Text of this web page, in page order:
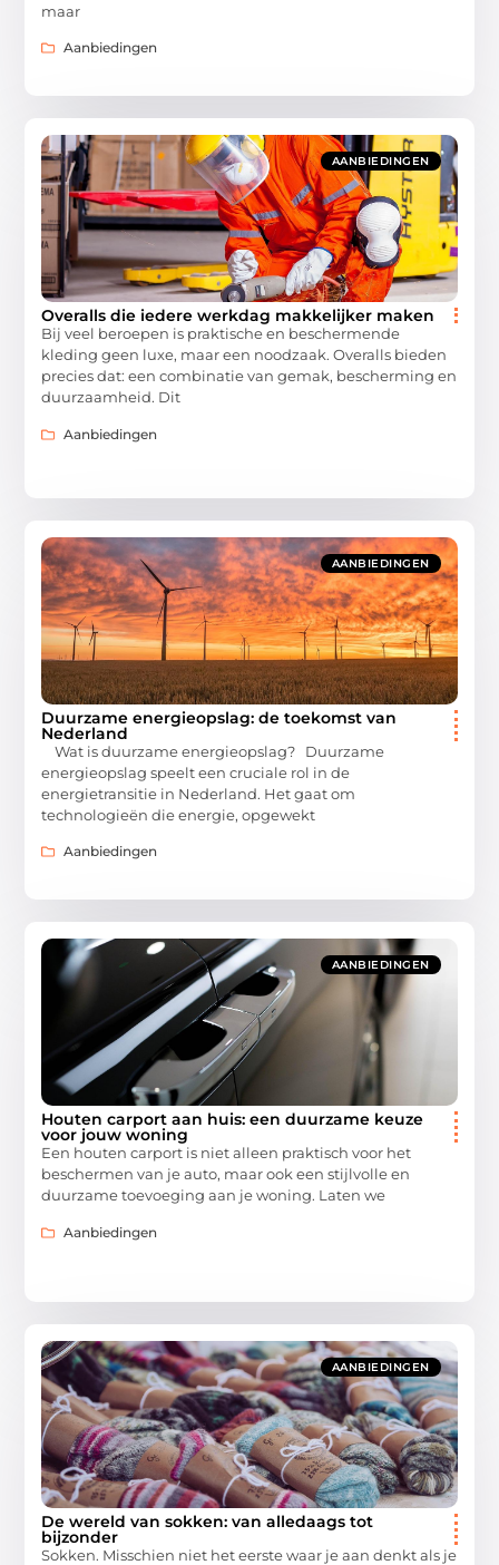
maar
Aanbiedingen
AANBIEDINGEN
Overalls die iedere werkdag makkelijker maken
Bij veel beroepen is praktische en beschermende
kleding geen luxe, maar een noodzaak. Overalls bieden
precies dat: een combinatie van gemak, bescherming en
duurzaamheid. Dit
Aanbiedingen
AANBIEDINGEN
Duurzame energieopslag: de toekomst van
Nederland
Wat is duurzame energieopslag? Duurzame
energieopslag speelt een cruciale rol in de
energietransitie in Nederland. Het gaat om
technologieën die energie, opgewekt
Aanbiedingen
AANBIEDINGEN
Houten carport aan huis: een duurzame keuze
voor jouw woning
Een houten carport is niet alleen praktisch voor het
beschermen van je auto, maar ook een stijlvolle en
duurzame toevoeging aan je woning. Laten we
Aanbiedingen
AANBIEDINGEN
De wereld van sokken: van alledaags tot
bijzonder
Sokken. Misschien niet het eerste waar je aan denkt als je